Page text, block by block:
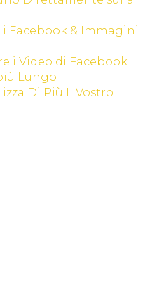
Facebook & Immagini
i Video di Facebook
Lungo
Di Più Il Vostro